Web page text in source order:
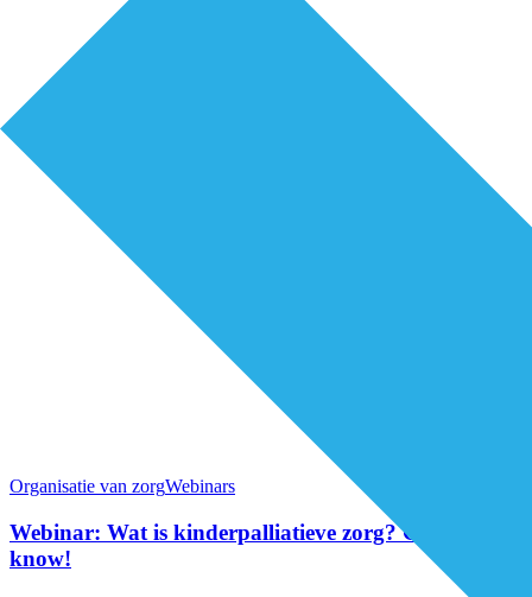
Organisatie van zorgWebinars
Webinar: Wat is kinderpalliatieve zorg? Good to
know!